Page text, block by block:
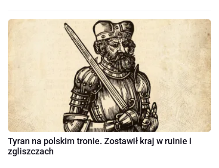
Tyran na polskim tronie. Zostawił kraj w ruinie i
zgliszczach